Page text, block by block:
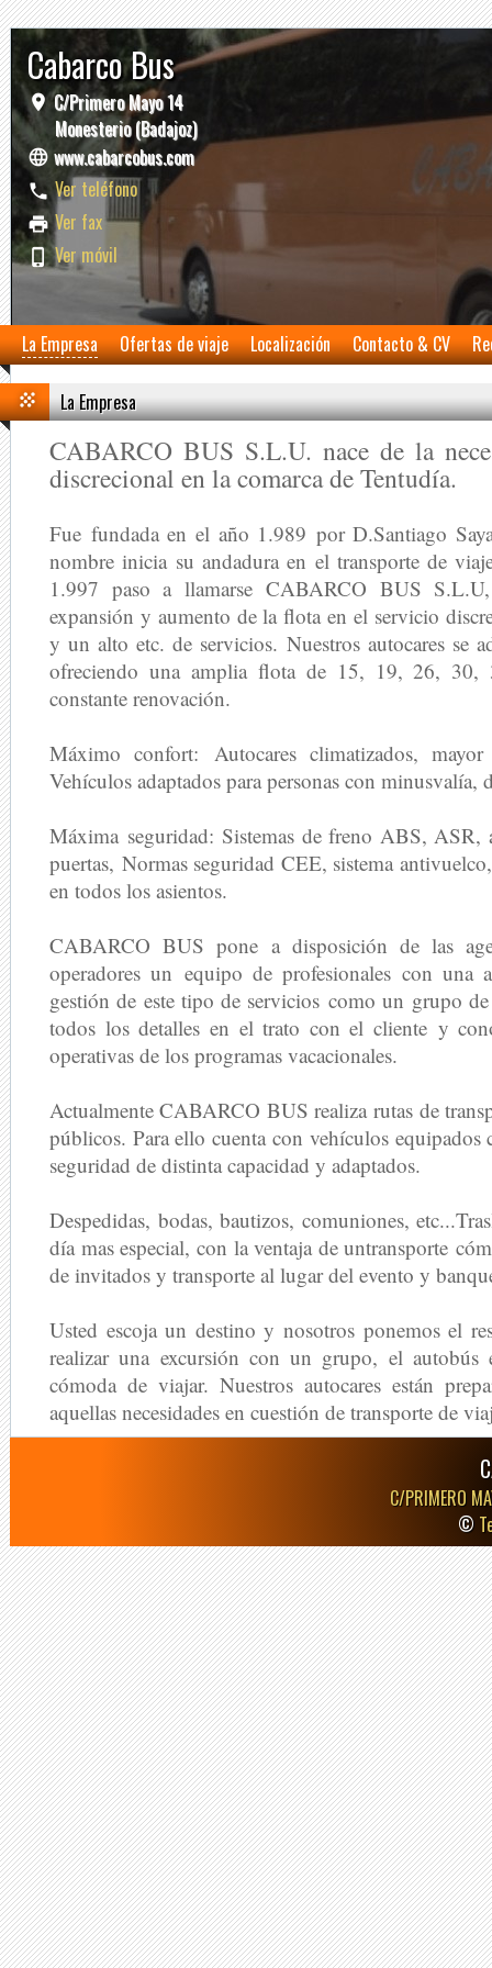
Cabarco Bus
C/Primero Mayo 14
Monesterio (Badajoz)
www.cabarcobus.com
Ver teléfono
Ver fax
Ver móvil
La Empresa Ofertas de viaje Localización Contacto & CV
La Empresa
CABARCO BUS S.L.U. nace de la
discrecional en la comarca de Tentudía.
Fue fundada en el año 1.989 por D.Santiago
nombre inicia su andadura en el transporte de
1.997 paso a llamarse CABARCO BUS
expansión y aumento de la flota en el servicio
y un alto etc. de servicios. Nuestros autocares se
ofreciendo una amplia flota de 15, 19, 26,
constante renovación.
Máximo confort: Autocares climatizados,
Vehículos adaptados para personas con minusvalía,
Máxima seguridad: Sistemas de freno ABS, ASR,
puertas, Normas seguridad CEE, sistema
en todos los asientos.
CABARCO BUS pone a disposición de las
operadores un equipo de profesionales con una
gestión de este tipo de servicios como un grupo
todos los detalles en el trato con el cliente y
operativas de los programas vacacionales.
Actualmente CABARCO BUS realiza rutas de
públicos. Para ello cuenta con vehículos equipados
seguridad de distinta capacidad y adaptados.
Despedidas, bodas, bautizos, comuniones, etc...
día mas especial, con la ventaja de untransporte
de invitados y transporte al lugar del evento y
Usted escoja un destino y nosotros ponemos el
realizar una excursión con un grupo, el autobús
cómoda de viajar. Nuestros autocares están
aquellas necesidades en cuestión de transporte de
C/PRIMERO
©